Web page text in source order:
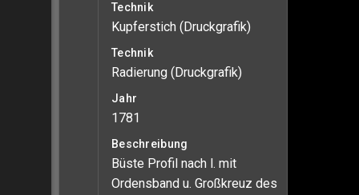
Technik
Kupferstich (Druckgrafik)
Technik
Radierung (Druckgrafik)
Jahr
1781
Beschreibung
Büste Profil nach l. mit
Ordensband u. Großkreuz des